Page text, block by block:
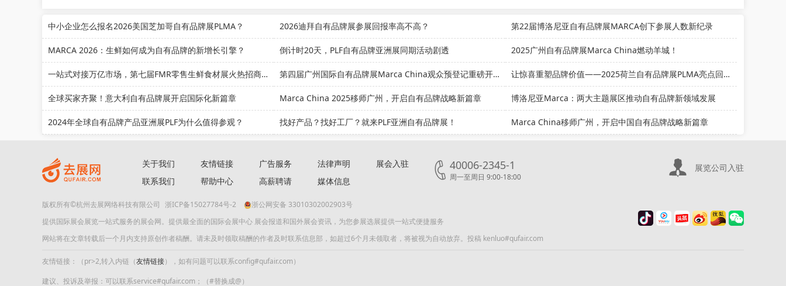
中小企业怎么报名2026美国芝加哥自有品牌展PLMA？ 2026迪拜自有品牌展参展回报率高不高？ 第22届博洛尼亚自有品牌展MARCA创下参展人数新纪录
MARCA 2026：生鲜如何成为自有品牌的新增长引擎？ 倒计时20天，PLF自有品牌亚洲展同期活动剧透 2025广州自有品牌展Marca China燃动羊城！
一站式对接万亿市场，第七届FMR零售生鲜食材展火热招商中 第四届广州国际自有品牌展Marca China观众预登记重磅开启 让惊喜重塑品牌价值——2025荷兰自有品牌展PLMA亮点回顾
全球买家齐聚！意大利自有品牌展开启国际化新篇章 Marca China 2025移师广州，开启自有品牌战略新篇章 博洛尼亚Marca：两大主题展区推动自有品牌新领域发展
2024年全球自有品牌产品亚洲展PLF为什么值得参观？ 找好产品？找好工厂？就来PLF亚洲自有品牌展！ Marca China移师广州，开启中国自有品牌战略新篇章
关于我们
联系我们
友情链接
帮助中心
广告服务
高薪聘请
法律声明
媒体信息
展会入驻 40006-2345-1
周一至周日 9:00-18:00
展览公司入驻
版权所有©杭州去展网络科技有限公司 浙ICP备15027784号-2
浙公网安备 33010302002903号
提供国际展会展览一站式服务的展会网。提供最全面的国际会展中心 展会报道和国外展会资讯，为您参展选展提供一站式便捷服务
网站将在文章转载后一个月内支持原创作者稿酬。请未及时领取稿酬的作者及时联系信息部，如超过6个月未领取者，将被视为自动放弃。投稿 kenluo#qufair.com
友情链接：（pr>2,转入内链（友情链接），如有问题可以联系config#qufair.com）
建议、投诉及举报：可以联系service#qufair.com；（#替换成@）